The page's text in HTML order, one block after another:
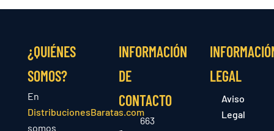
¿QUIÉNES
SOMOS?
En
DistribucionesBaratas.com
somos
INFORMACIÓN
DE
CONTACTO
663
LEGAL
Aviso
Legal